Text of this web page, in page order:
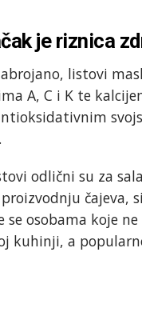
je riznica
listovi
A, C i K te
odlični su za
čajeva,
se osobama koje
kuhinji, a